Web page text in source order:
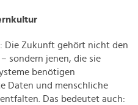
Die Zukunft gehört nicht den
sondern jenen, die sie
benötigen
Daten und menschliche
Das bedeutet auch: